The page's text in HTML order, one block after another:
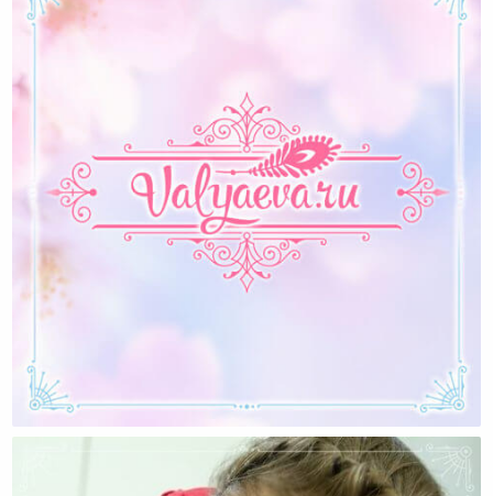
Имеет Ли Право Женщина На Злость?